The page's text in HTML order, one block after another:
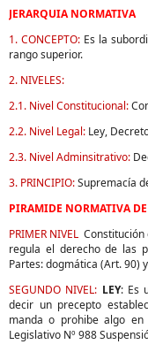
JERARQUIA NORMATIVA
1. CONCEPTO:Es la
rango superior.
2. NIVELES:
2.1. Nivel Constitucional:
2.2. Nivel Legal: Ley,
2.3. Nivel Adminsitrativo:
3. PRINCIPIO:Supremacía
PIRAMIDE NORMATIVA
PRIMER NIVEL
regula el derecho de las
Partes: dogmática (Art. 90)
SEGUNDO NIVEL: LEY: Es
decir un precepto
manda o prohibe algo en
Legislativo Nº 988